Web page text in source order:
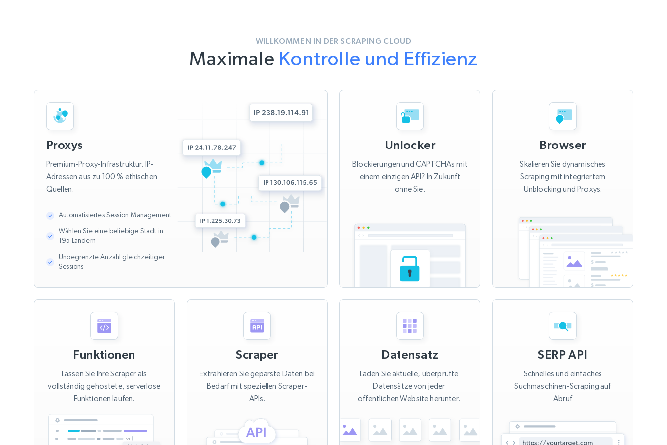
WILLKOMMEN IN DER SCRAPING CLOUD
Maximale Kontrolle und Effizienz
Proxys
Premium-Proxy-Infrastruktur. IP-
Adressen aus zu 100 % ethischen
Quellen.
Automatisiertes Session-Management
Wählen Sie eine beliebige Stadt in
195 Ländern
Unbegrenzte Anzahl gleichzeitiger
Sessions
Unlocker
Blockierungen und CAPTCHAs mit
einem einzigen API? In Zukunft
ohne Sie.
Browser
Skalieren Sie dynamisches
Scraping mit integriertem
Unblocking und Proxys.
Funktionen
Lassen Sie Ihre Scraper als
vollständig gehostete, serverlose
Funktionen laufen.
Scraper
Extrahieren Sie geparste Daten bei
Bedarf mit speziellen Scraper-
APIs.
Datensatz
Laden Sie aktuelle, überprüfte
Datensätze von jeder
öffentlichen Website herunter.
SERP API
Schnelles und einfaches
Suchmaschinen-Scraping auf
Abruf